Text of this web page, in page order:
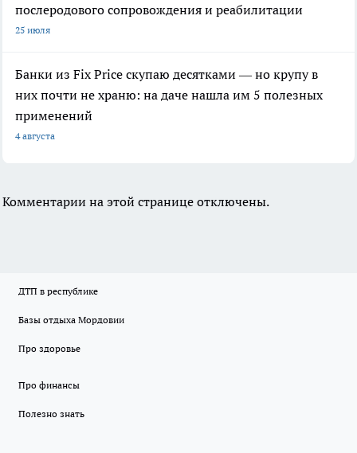
послеродового сопровождения и реабилитации
25 июля
Банки из Fix Price скупаю десятками — но крупу в
них почти не храню: на даче нашла им 5 полезных
применений
4 августа
Комментарии на этой странице отключены.
ДТП в республике
Базы отдыха Мордовии
Про здоровье
Про финансы
Полезно знать